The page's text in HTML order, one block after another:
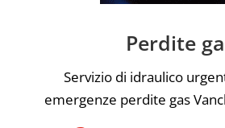
Perdite
Servizio di idraulico
emergenze perdite gas